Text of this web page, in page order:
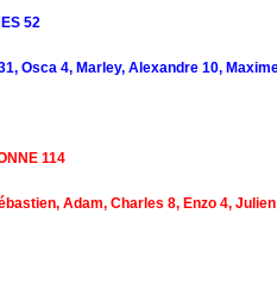
52
Osca 4, Marley, Alexandre 10,
114
Adam, Charles 8, Enzo 4, Julien